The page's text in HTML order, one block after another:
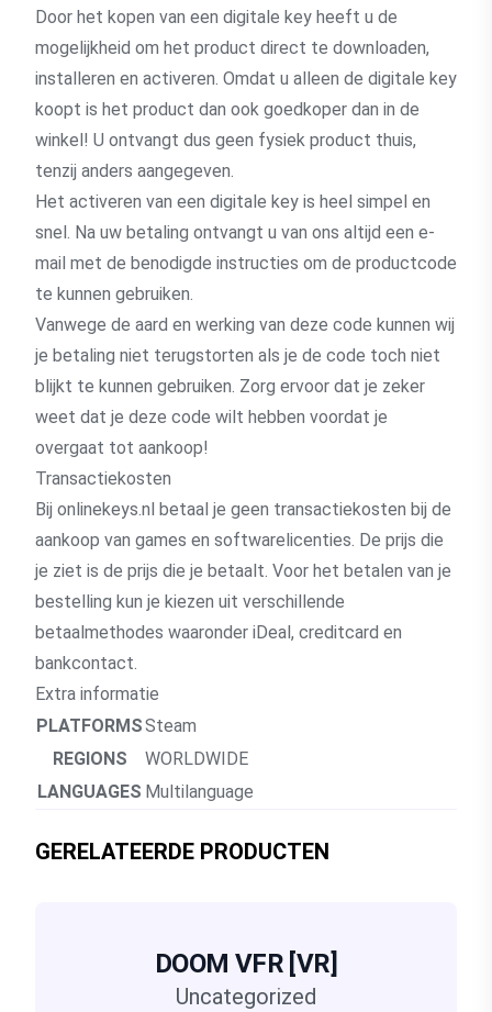
Door het kopen van een digitale key heeft u de
mogelijkheid om het product direct te downloaden,
installeren en activeren. Omdat u alleen de digitale key
koopt is het product dan ook goedkoper dan in de
winkel! U ontvangt dus geen fysiek product thuis,
tenzij anders aangegeven.
Het activeren van een digitale key is heel simpel en
snel. Na uw betaling ontvangt u van ons altijd een e-
mail met de benodigde instructies om de productcode
te kunnen gebruiken.
Vanwege de aard en werking van deze code kunnen wij
je betaling niet terugstorten als je de code toch niet
blijkt te kunnen gebruiken. Zorg ervoor dat je zeker
weet dat je deze code wilt hebben voordat je
overgaat tot aankoop!
Transactiekosten
Bij onlinekeys.nl betaal je geen transactiekosten bij de
aankoop van games en softwarelicenties. De prijs die
je ziet is de prijs die je betaalt. Voor het betalen van je
bestelling kun je kiezen uit verschillende
betaalmethodes waaronder iDeal, creditcard en
bankcontact.
Extra informatie
PLATFORMSSteam
REGIONS
WORLDWIDE
LANGUAGES Multilanguage
GERELATEERDE PRODUCTEN
DOOM VFR [VR]
Uncategorized